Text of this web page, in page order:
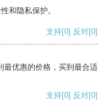
和隐私保护。
支持[0] 反对[0]
最优惠的价格，买到最合适
支持[0] 反对[0]